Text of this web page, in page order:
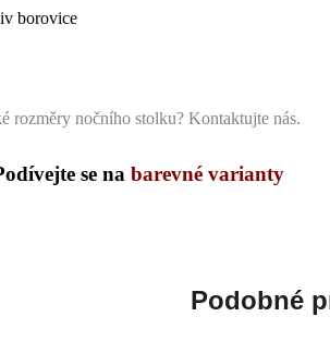
borovice
rozměry nočního stolku? Kontaktujte nás.
se na barevné varianty
Podobné